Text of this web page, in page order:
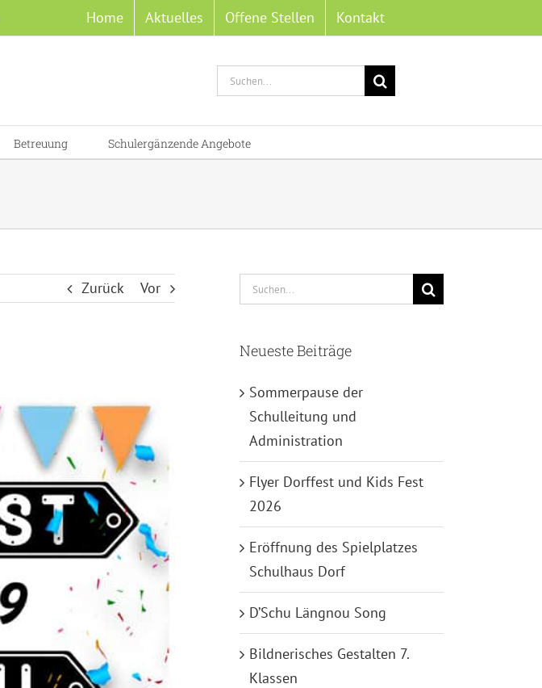
Home Aktuelles Offene Stellen Kontakt
Suche
nach:
Betreuung Schulergänzende Angebote
Zurück Vor
Suche
nach:
Neueste Beiträge
Sommerpause der
Schulleitung und
Administration
Flyer Dorffest und Kids Fest
2026
Eröffnung des Spielplatzes
Schulhaus Dorf
D’Schu Längnou Song
Bildnerisches Gestalten 7.
Klassen